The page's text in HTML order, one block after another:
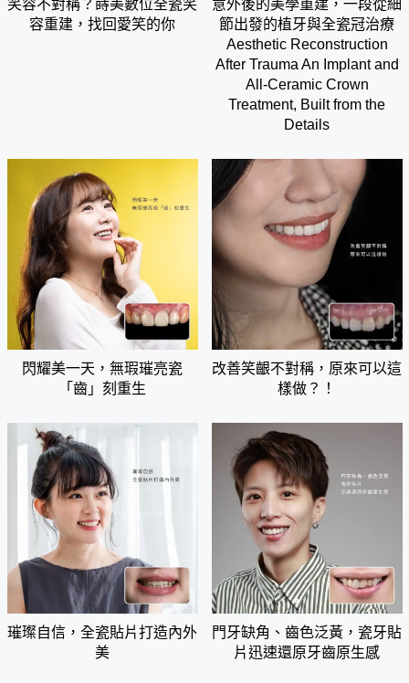
笑容不對稱？蒔美數位全瓷笑
容重建，找回愛笑的你
意外後的美學重建，一段從細
節出發的植牙與全瓷冠治療
Aesthetic Reconstruction
After Trauma An Implant and
All-Ceramic Crown
Treatment, Built from the
Details
閃耀美一天，無瑕璀亮瓷
「齒」刻重生
改善笑齦不對稱，原來可以這
樣做？！
璀璨自信，全瓷貼片打造內外
美
門牙缺角、齒色泛黃，瓷牙貼
片迅速還原牙齒原生感